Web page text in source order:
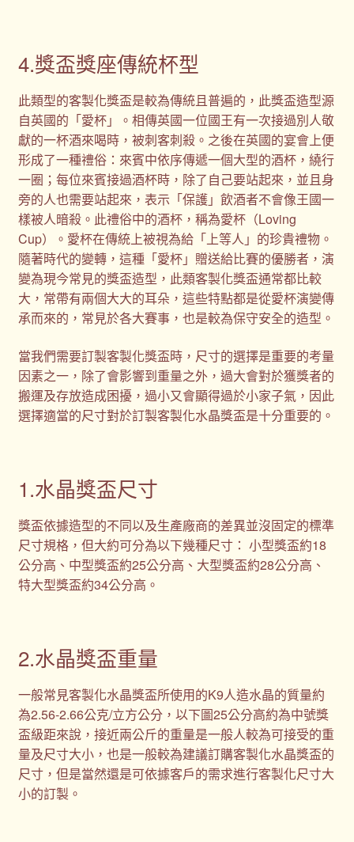
4.獎盃獎座傳統杯型
此類型的客製化獎盃是較為傳統且普遍的，此獎盃造型源
自英國的「愛杯」。相傳英國一位國王有一次接過別人敬
獻的一杯酒來喝時，被刺客刺殺。之後在英國的宴會上便
形成了一種禮俗：來賓中依序傳遞一個大型的酒杯，繞行
一圈；每位來賓接過酒杯時，除了自己要站起來，並且身
旁的人也需要站起來，表示「保護」飲酒者不會像王國一
樣被人暗殺。此禮俗中的酒杯，稱為愛杯（Loving
Cup）。愛杯在傳統上被視為給「上等人」的珍貴禮物。
隨著時代的變轉，這種「愛杯」贈送給比賽的優勝者，演
變為現今常見的獎盃造型，此類客製化獎盃通常都比較
大，常帶有兩個大大的耳朵，這些特點都是從愛杯演變傳
承而來的，常見於各大賽事，也是較為保守安全的造型。
當我們需要訂製客製化獎盃時，尺寸的選擇是重要的考量
因素之一，除了會影響到重量之外，過大會對於獲獎者的
搬運及存放造成困擾，過小又會顯得過於小家子氣，因此
選擇適當的尺寸對於訂製客製化水晶獎盃是十分重要的。
1.水晶獎盃尺寸
獎盃依據造型的不同以及生產廠商的差異並沒固定的標準
尺寸規格，但大約可分為以下幾種尺寸： 小型獎盃約18
公分高、中型獎盃約25公分高、大型獎盃約28公分高、
特大型獎盃約34公分高。
2.水晶獎盃重量
一般常見客製化水晶獎盃所使用的K9人造水晶的質量約
為2.56-2.66公克/立方公分，以下圖25公分高約為中號獎
盃級距來說，接近兩公斤的重量是一般人較為可接受的重
量及尺寸大小，也是一般較為建議訂購客製化水晶獎盃的
尺寸，但是當然還是可依據客戶的需求進行客製化尺寸大
小的訂製。